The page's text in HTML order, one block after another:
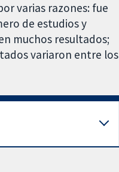
varias razones: fue
de estudios y
muchos resultados;
variaron entre los